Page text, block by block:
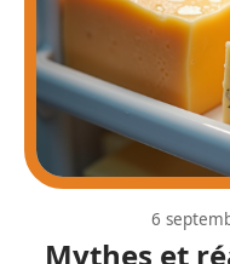
Mythes et
6